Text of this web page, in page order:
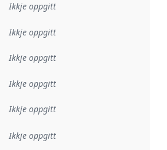
Ikkje oppgitt
Ikkje oppgitt
Ikkje oppgitt
Ikkje oppgitt
Ikkje oppgitt
Ikkje oppgitt